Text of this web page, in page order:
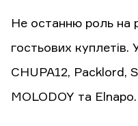
Не останню роль на
гостьових куплетів.
CHUPA12, Packlord,
MOLODOY та Elnapo.